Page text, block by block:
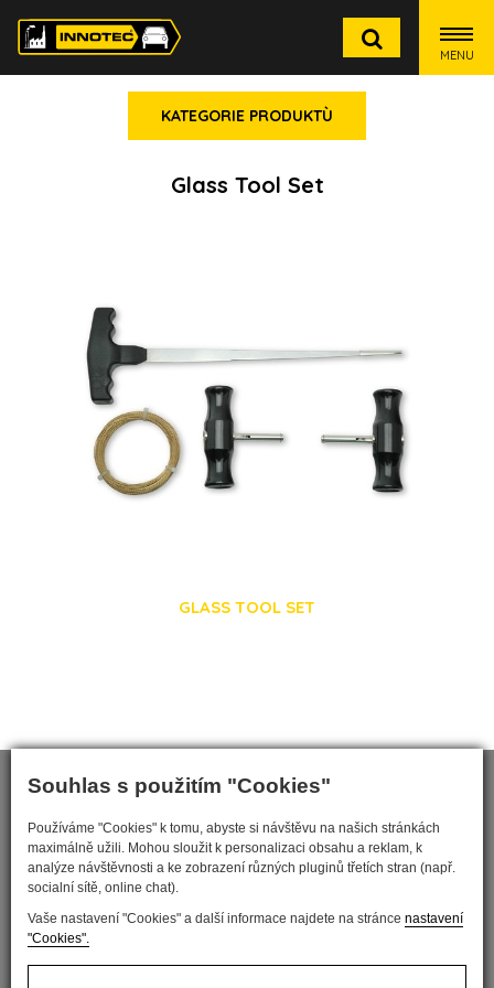
Souhlas s použitím "Cookies"
Používáme "Cookies" k tomu, abyste si návštěvu na našich stránkách
maximálně užili. Mohou sloužit k personalizaci obsahu a reklam, k
analýze návštěvnosti a ke zobrazení různých pluginů třetích stran (např.
socialní sítě, online chat).
Vaše nastavení "Cookies" a další informace najdete na stránce nastavení
"Cookies".
MENU
KATEGORIE PRODUKTÙ
Glass Tool Set
GLASS TOOL SET